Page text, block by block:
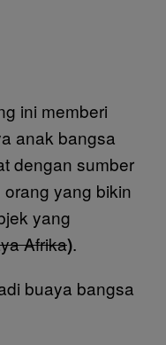
ini memberi
anak bangsa
dengan sumber
yang bikin
yang
Afrika).
buaya bangsa